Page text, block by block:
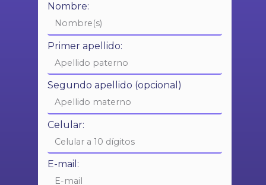
Nombre:
Primer apellido:
Segundo apellido (opcional)
Celular:
E-mail: